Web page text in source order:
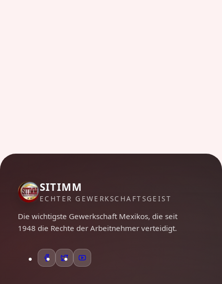
SITIMM
ECHTER GEWERKSCHAFTSGEIST
Die wichtigste Gewerkschaft Mexikos, die seit
1948 die Rechte der Arbeitnehmer verteidigt.